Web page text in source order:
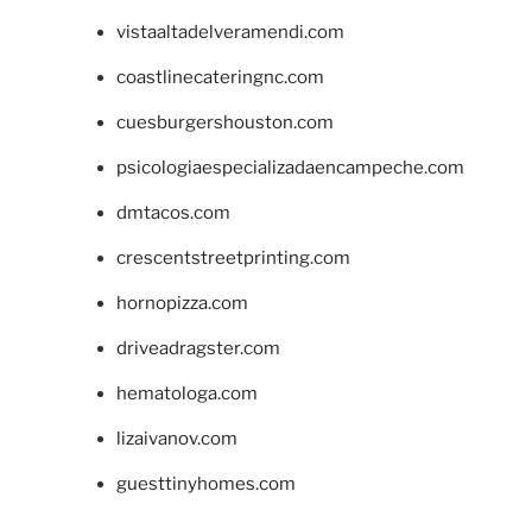
vistaaltadelveramendi.com
coastlinecateringnc.com
cuesburgershouston.com
psicologiaespecializadaencampeche.com
dmtacos.com
crescentstreetprinting.com
hornopizza.com
driveadragster.com
hematologa.com
lizaivanov.com
guesttinyhomes.com